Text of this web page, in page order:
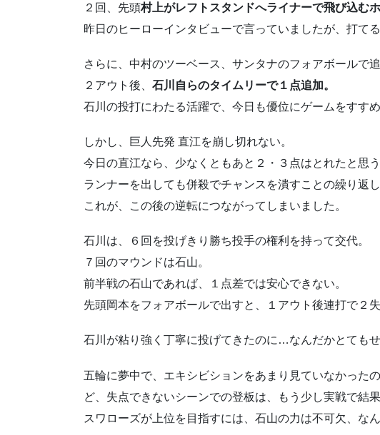
２回、先頭村上がレフトスタンドへライナーで飛び込む
昨日のヒーローインタビューで言っていましたが、打て
さらに、中村のツーベース、サンタナのフォアボールで
２アウト後、 石川自らのタイムリーで１点追加。
石川の投打にわたる活躍で、今日も優位にゲームをすす
しかし、巨人先発 直江を崩し切れない。
今日の直江なら、少なくともあと２・３点はとれたと思う
ランナーを出しても併殺でチャンスを潰すことの繰り返し
これが、この後の逆転につながってしまいました。
石川は、６回を投げきり勝ち投手の権利を持って交代。
７回のマウンドは石山。
前半戦の石山であれば、１点差では安心できない。
先頭岡本をフォアボールで出すと、１アウト後連打で２
石川が粘り強く丁寧に投げてきたのに…なんだかとてもせ
五輪に夢中で、エキシビションをあまり見ていなかった
ど、失点できないシーンでの登板は、もう少し実戦で結
スワローズが上位を目指すには、石山の力は不可欠、な